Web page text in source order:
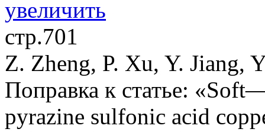
стр.701
Z. Zheng, P. Xu, Y. Jiang,
Поправка к статье:
pyrazine sulfonic acid